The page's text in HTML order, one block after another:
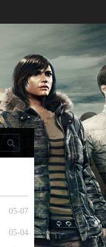
05-07
05-04